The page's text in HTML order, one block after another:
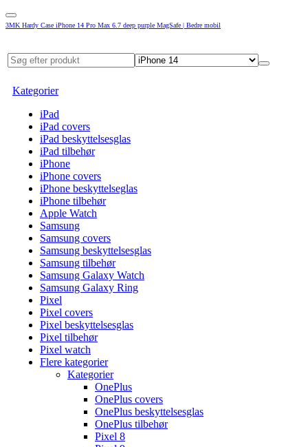
3MK Hardy Case iPhone 14 Pro Max 6.7 deep purple MagSafe | Bedre mobil
Kategorier
iPad
iPad covers
iPad beskyttelsesglas
iPad tilbehør
iPhone
iPhone covers
iPhone beskyttelseglas
iPhone tilbehør
Apple Watch
Samsung
Samsung covers
Samsung beskyttelsesglas
Samsung tilbehør
Samsung Galaxy Watch
Samsung Galaxy Ring
Pixel
Pixel covers
Pixel beskyttelsesglas
Pixel tilbehør
Pixel watch
Flere kategorier
Kategorier
OnePlus
OnePlus covers
OnePlus beskyttelsesglas
OnePlus tilbehør
Pixel 8